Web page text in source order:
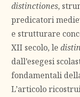
distinctiones,
predicatori
e strutturare
XII secolo, le
dall’esegesi
fondamentali
L’articolo